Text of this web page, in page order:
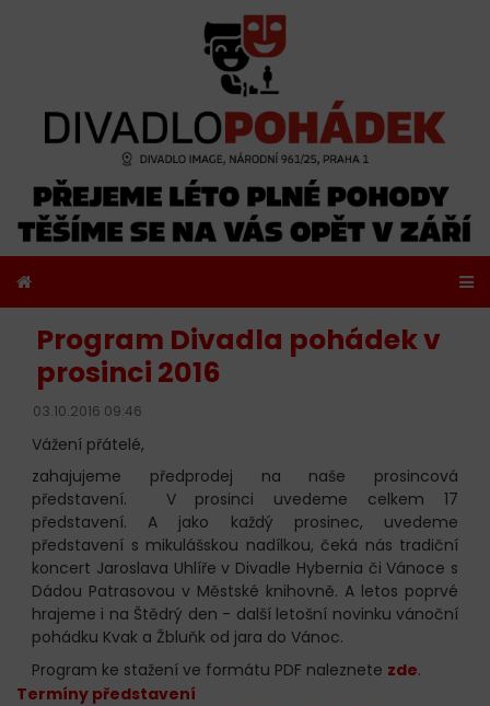
Program Divadla pohádek v
prosinci 2016
03.10.2016 09:46
Vážení přátelé,
zahajujeme předprodej na naše prosincová
představení. V prosinci uvedeme celkem 17
představení. A jako každý prosinec, uvedeme
představení s mikulášskou nadílkou, čeká nás tradiční
koncert Jaroslava Uhlíře v Divadle Hybernia či Vánoce s
Dádou Patrasovou v Městské knihovně. A letos poprvé
hrajeme i na Štědrý den - další letošní novinku vánoční
pohádku Kvak a Žbluňk od jara do Vánoc.
Program ke stažení ve formátu PDF naleznete zde.
Termíny představení